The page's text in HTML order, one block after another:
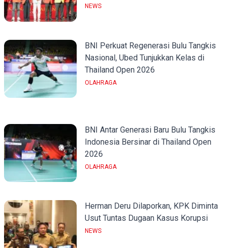
Golkar
NEWS
BNI Perkuat Regenerasi Bulu Tangkis
Nasional, Ubed Tunjukkan Kelas di
Thailand Open 2026
OLAHRAGA
BNI Antar Generasi Baru Bulu Tangkis
Indonesia Bersinar di Thailand Open
2026
OLAHRAGA
Herman Deru Dilaporkan, KPK Diminta
Usut Tuntas Dugaan Kasus Korupsi
NEWS